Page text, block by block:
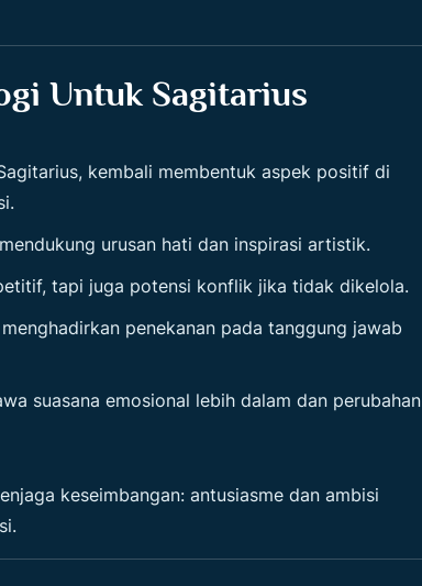
Untuk Sagitarius
kembali membentuk aspek positif di
urusan hati dan inspirasi artistik.
tapi juga potensi konflik jika tidak dikelola.
menghadirkan penekanan pada tanggung jawab
suasana emosional lebih dalam dan perubahan
keseimbangan: antusiasme dan ambisi